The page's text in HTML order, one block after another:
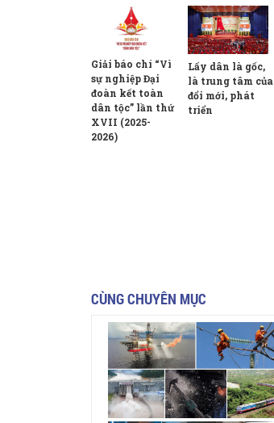
Giải báo chí “Vì
sự nghiệp Đại
đoàn kết toàn
dân tộc” lần thứ
XVII (2025-
2026)
Lấy dân là gốc,
là trung tâm của
đổi mới, phát
triển
CÙNG CHUYÊN MỤC